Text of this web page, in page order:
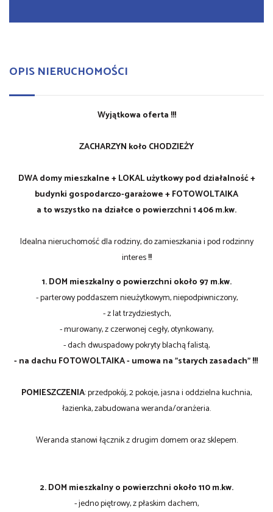
OPIS NIERUCHOMOŚCI
Wyjątkowa oferta !!!
ZACHARZYN koło CHODZIEŻY
DWA domy mieszkalne + LOKAL użytkowy pod działalność +
budynki gospodarczo-garażowe + FOTOWOLTAIKA
a to wszystko na działce o powierzchni 1 406 m.kw.
Idealna nieruchomość dla rodziny, do zamieszkania i pod rodzinny
interes !!!
1. DOM mieszkalny o powierzchni około 97 m.kw.
- parterowy poddaszem nieużytkowym, niepodpiwniczony,
- z lat trzydziestych,
- murowany, z czerwonej cegły, otynkowany,
- dach dwuspadowy pokryty blachą falistą,
- na dachu FOTOWOLTAIKA - umowa na "starych zasadach" !!!
POMIESZCZENIA: przedpokój, 2 pokoje, jasna i oddzielna kuchnia,
łazienka, zabudowana weranda/oranżeria.
Weranda stanowi łącznik z drugim domem oraz sklepem.
2. DOM mieszkalny o powierzchni około 110 m.kw.
- jedno piętrowy, z płaskim dachem,